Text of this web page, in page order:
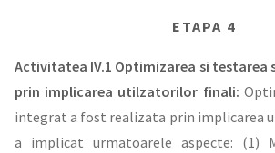
ETAPA 4
Activitatea IV.1 Optimizarea si
prin implicarea utilzatorilor finali:
integrat a fost realizata prin implicarea
a implicat urmatoarele aspecte: (1)